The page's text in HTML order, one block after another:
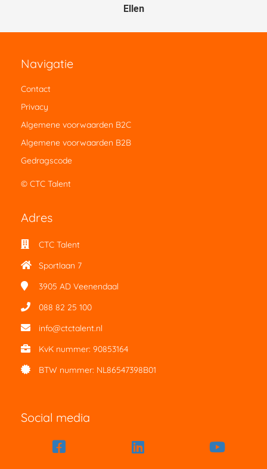
Ellen
Navigatie
Contact
Privacy
Algemene voorwaarden B2C
Algemene voorwaarden B2B
Gedragscode
© CTC Talent
Adres
CTC Talent
Sportlaan 7
3905 AD Veenendaal
088 82 25 100
info@ctctalent.nl
KvK nummer: 90853164
BTW nummer: NL86547398B01
Social media